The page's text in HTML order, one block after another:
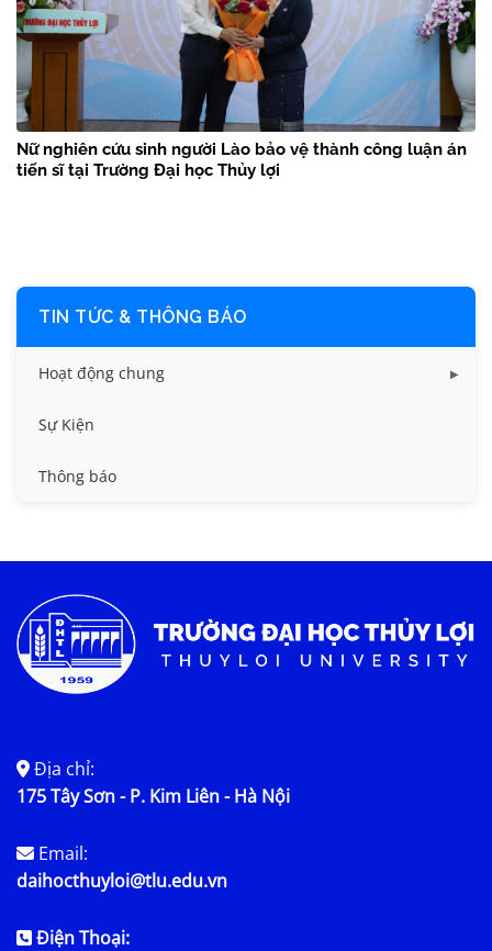
Nữ nghiên cứu sinh người Lào bảo vệ thành công luận án
tiến sĩ tại Trường Đại học Thủy lợi
TIN TỨC & THÔNG BÁO
Hoạt động chung
Tin công tác sinh viên
Tin đào tạo
Tin tức chung
Sự Kiện
Thông báo
Địa chỉ:
175 Tây Sơn - P. Kim Liên - Hà Nội
Email:
daihocthuyloi@tlu.edu.vn
Điện Thoại: